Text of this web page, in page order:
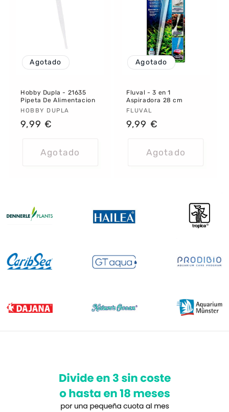
Agotado
Hobby Dupla - 21635
Pipeta De Alimentacion
Proveedor:
HOBBY DUPLA
Precio
9,99 €
Agotado
Agotado
Fluval - 3 en 1
Aspiradora 28 cm
Proveedor:
FLUVAL
Precio
9,99 €
Agotado